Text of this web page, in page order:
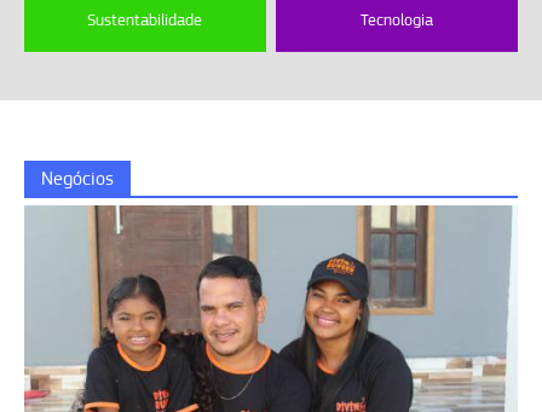
Sustentabilidade Tecnologia
Negócios